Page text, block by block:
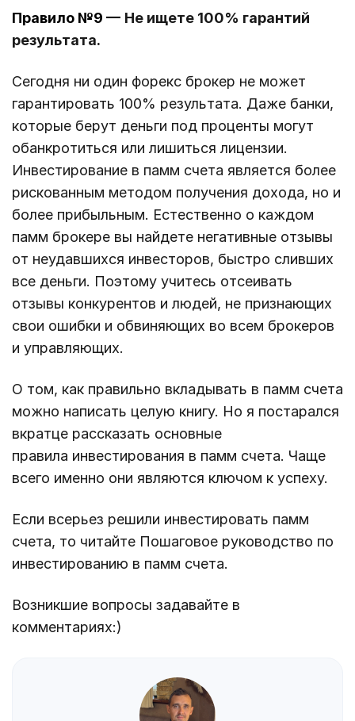
Правило №9 — Не ищете 100% гарантий
результата.
Сегодня ни один форекс брокер не может
гарантировать 100% результата. Даже банки,
которые берут деньги под проценты могут
обанкротиться или лишиться лицензии.
Инвестирование в памм счета является более
рискованным методом получения дохода, но и
более прибыльным. Естественно о каждом
памм брокере вы найдете негативные отзывы
от неудавшихся инвесторов, быстро сливших
все деньги. Поэтому учитесь отсеивать
отзывы конкурентов и людей, не признающих
свои ошибки и обвиняющих во всем брокеров
и управляющих.
О том, как правильно вкладывать в памм счета
можно написать целую книгу. Но я постарался
вкратце рассказать основные
правила инвестирования в памм счета. Чаще
всего именно они являются ключом к успеху.
Если всерьез решили инвестировать памм
счета, то читайте Пошаговое руководство по
инвестированию в памм счета.
Возникшие вопросы задавайте в
комментариях:)